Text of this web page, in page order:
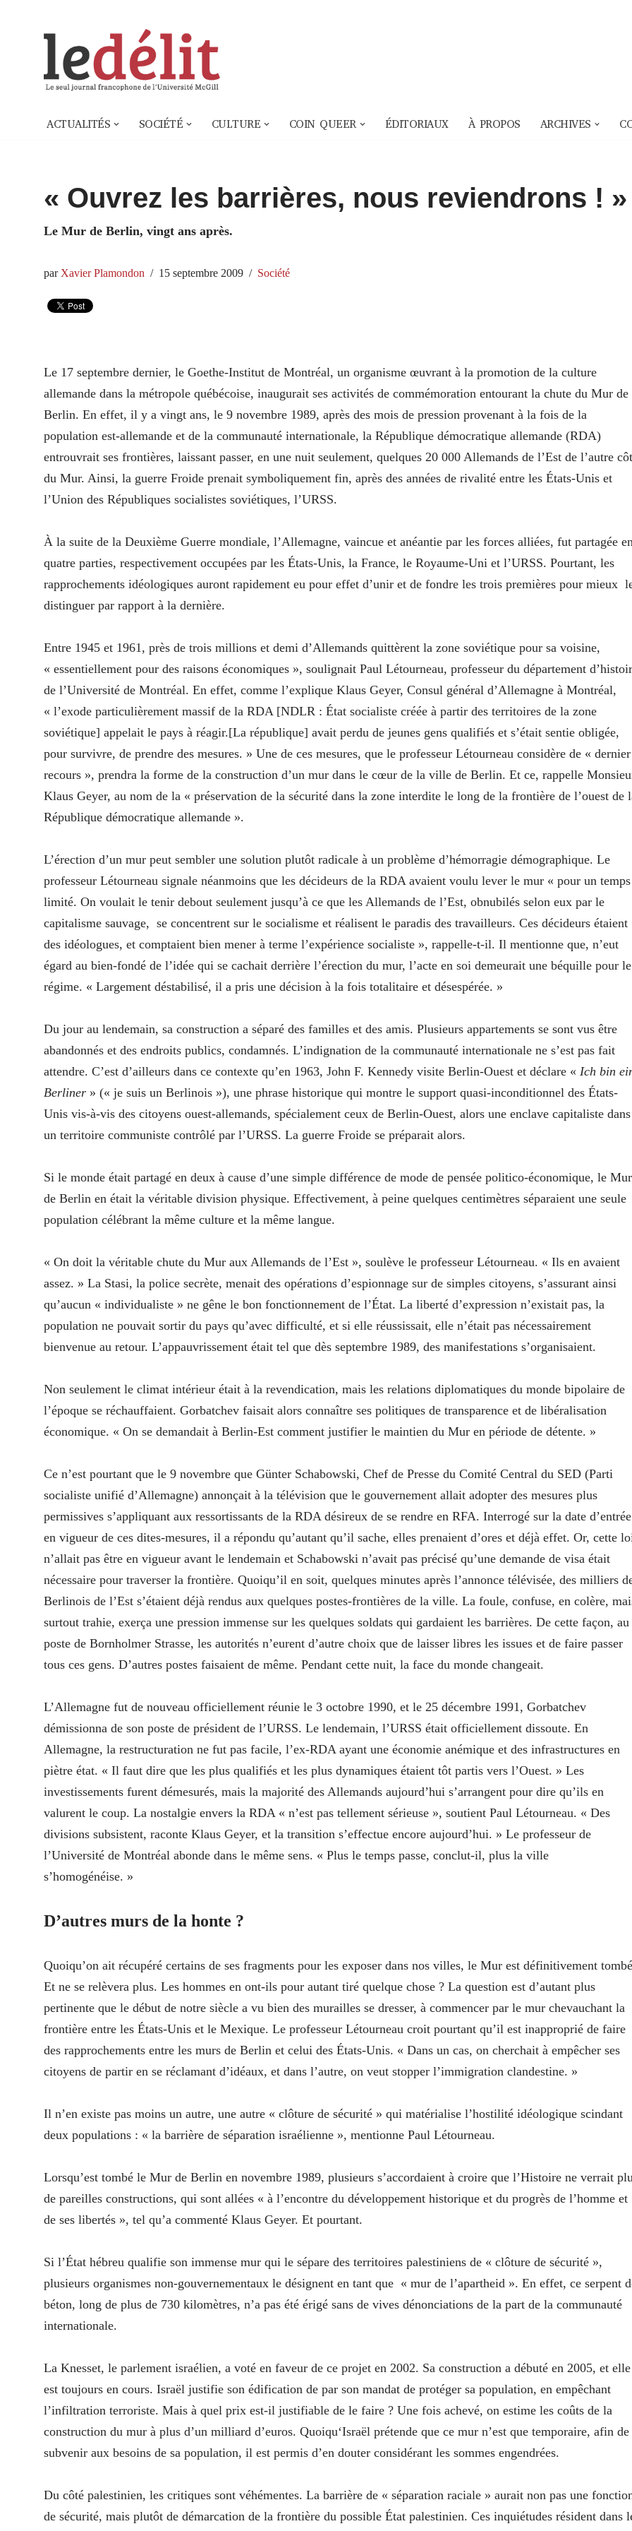
ACTUALITÉS SOCIÉTÉ CULTURE COIN QUEER ÉDITORIAUX À PROPOS ARCHIVES
« Ouvrez les barrières, nous reviendrons ! »
Le Mur de Berlin, vingt ans après.
parXavier Plamondon 15 septembre 2009 Société
Le 17 septembre dernier, le Goethe-Institut de Montréal, un organisme œuvrant à la promotion de la culture
allemande dans la métropole québécoise, inaugurait ses activités de commémoration entourant la chute du Mur de
Berlin. En effet, il y a vingt ans, le 9 novembre 1989, après des mois de pression provenant à la fois de la
population est-allemande et de la communauté internationale, la République démocratique allemande (RDA)
entrouvrait ses frontières, laissant passer, en une nuit seulement, quelques 20 000 Allemands de l’Est de l’autre
du Mur. Ainsi, la guerre Froide prenait symboliquement fin, après des années de rivalité entre les États-Unis et
l’Union des Républiques socialistes soviétiques, l’URSS.
À la suite de la Deuxième Guerre mondiale, l’Allemagne, vaincue et anéantie par les forces alliées, fut partagée
quatre parties, respectivement occupées par les États-Unis, la France, le Royaume-Uni et l’URSS. Pourtant, les
rapprochements idéologiques auront rapidement eu pour effet d’unir et de fondre les trois premières pour mieux
distinguer par rapport à la dernière.
Entre 1945 et 1961, près de trois millions et demi d’Allemands quittèrent la zone soviétique pour sa voisine,
« essentiellement pour des raisons économiques », soulignait Paul Létourneau, professeur du département
de l’Université de Montréal. En effet, comme l’explique Klaus Geyer, Consul général d’Allemagne à Montréal,
« l’exode particulièrement massif de la RDA [NDLR : État socialiste créée à partir des territoires de la zone
soviétique] appelait le pays à réagir.[La république] avait perdu de jeunes gens qualifiés et s’était sentie obligée,
pour survivre, de prendre des mesures. » Une de ces mesures, que le professeur Létourneau considère de « dernier
recours », prendra la forme de la construction d’un mur dans le cœur de la ville de Berlin. Et ce, rappelle
Klaus Geyer, au nom de la « préservation de la sécurité dans la zone interdite le long de la frontière de l’ouest de
République démocratique allemande ».
L’érection d’un mur peut sembler une solution plutôt radicale à un problème d’hémorragie démographique. Le
professeur Létourneau signale néanmoins que les décideurs de la RDA avaient voulu lever le mur « pour un temps
limité. On voulait le tenir debout seulement jusqu’à ce que les Allemands de l’Est, obnubilés selon eux par le
capitalisme sauvage, se concentrent sur le socialisme et réalisent le paradis des travailleurs. Ces décideurs étaient
des idéologues, et comptaient bien mener à terme l’expérience socialiste », rappelle-t-il. Il mentionne que, n’eut
égard au bien-fondé de l’idée qui se cachait derrière l’érection du mur, l’acte en soi demeurait une béquille pour le
régime. « Largement déstabilisé, il a pris une décision à la fois totalitaire et désespérée. »
Du jour au lendemain, sa construction a séparé des familles et des amis. Plusieurs appartements se sont vus être
abandonnés et des endroits publics, condamnés. L’indignation de la communauté internationale ne s’est pas fait
attendre. C’est d’ailleurs dans ce contexte qu’en 1963, John F. Kennedy visite Berlin-Ouest et déclare « Ich bin
Berliner » (« je suis un Berlinois »), une phrase historique qui montre le support quasi-inconditionnel des États-
Unis vis-à-vis des citoyens ouest-allemands, spécialement ceux de Berlin-Ouest, alors une enclave capitaliste dans
un territoire communiste contrôlé par l’URSS. La guerre Froide se préparait alors.
Si le monde était partagé en deux à cause d’une simple différence de mode de pensée politico-économique, le Mur
de Berlin en était la véritable division physique. Effectivement, à peine quelques centimètres séparaient une seule
population célébrant la même culture et la même langue.
« On doit la véritable chute du Mur aux Allemands de l’Est », soulève le professeur Létourneau. « Ils en avaient
assez. » La Stasi, la police secrète, menait des opérations d’espionnage sur de simples citoyens, s’assurant ainsi
qu’aucun « individualiste » ne gêne le bon fonctionnement de l’État. La liberté d’expression n’existait pas, la
population ne pouvait sortir du pays qu’avec difficulté, et si elle réussissait, elle n’était pas nécessairement
bienvenue au retour. L’appauvrissement était tel que dès septembre 1989, des manifestations s’organisaient.
Non seulement le climat intérieur était à la revendication, mais les relations diplomatiques du monde bipolaire de
l’époque se réchauffaient. Gorbatchev faisait alors connaître ses politiques de transparence et de libéralisation
économique. « On se demandait à Berlin-Est comment justifier le maintien du Mur en période de détente. »
Ce n’est pourtant que le 9 novembre que Günter Schabowski, Chef de Presse du Comité Central du SED (Parti
socialiste unifié d’Allemagne) annonçait à la télévision que le gouvernement allait adopter des mesures plus
permissives s’appliquant aux ressortissants de la RDA désireux de se rendre en RFA. Interrogé sur la date d’entrée
en vigueur de ces dites-mesures, il a répondu qu’autant qu’il sache, elles prenaient d’ores et déjà effet. Or, cette
n’allait pas être en vigueur avant le lendemain et Schabowski n’avait pas précisé qu’une demande de visa était
nécessaire pour traverser la frontière. Quoiqu’il en soit, quelques minutes après l’annonce télévisée, des milliers
Berlinois de l’Est s’étaient déjà rendus aux quelques postes-frontières de la ville. La foule, confuse, en colère,
surtout trahie, exerça une pression immense sur les quelques soldats qui gardaient les barrières. De cette façon, au
poste de Bornholmer Strasse, les autorités n’eurent d’autre choix que de laisser libres les issues et de faire passer
tous ces gens. D’autres postes faisaient de même. Pendant cette nuit, la face du monde changeait.
L’Allemagne fut de nouveau officiellement réunie le 3 octobre 1990, et le 25 décembre 1991, Gorbatchev
démissionna de son poste de président de l’URSS. Le lendemain, l’URSS était officiellement dissoute. En
Allemagne, la restructuration ne fut pas facile, l’ex-RDA ayant une économie anémique et des infrastructures en
piètre état. « Il faut dire que les plus qualifiés et les plus dynamiques étaient tôt partis vers l’Ouest. » Les
investissements furent démesurés, mais la majorité des Allemands aujourd’hui s’arrangent pour dire qu’ils en
valurent le coup. La nostalgie envers la RDA « n’est pas tellement sérieuse », soutient Paul Létourneau. « Des
divisions subsistent, raconte Klaus Geyer, et la transition s’effectue encore aujourd’hui. » Le professeur de
l’Université de Montréal abonde dans le même sens. « Plus le temps passe, conclut-il, plus la ville
s’homogénéise. »
D’autres murs de la honte ?
Quoiqu’on ait récupéré certains de ses fragments pour les exposer dans nos villes, le Mur est définitivement
Et ne se relèvera plus. Les hommes en ont-ils pour autant tiré quelque chose ? La question est d’autant plus
pertinente que le début de notre siècle a vu bien des murailles se dresser, à commencer par le mur chevauchant la
frontière entre les États-Unis et le Mexique. Le professeur Létourneau croit pourtant qu’il est inapproprié de faire
des rapprochements entre les murs de Berlin et celui des États-Unis. « Dans un cas, on cherchait à empêcher ses
citoyens de partir en se réclamant d’idéaux, et dans l’autre, on veut stopper l’immigration clandestine. »
Il n’en existe pas moins un autre, une autre « clôture de sécurité » qui matérialise l’hostilité idéologique scindant
deux populations : « la barrière de séparation israélienne », mentionne Paul Létourneau.
Lorsqu’est tombé le Mur de Berlin en novembre 1989, plusieurs s’accordaient à croire que l’Histoire ne verrait
de pareilles constructions, qui sont allées « à l’encontre du développement historique et du progrès de l’homme et
de ses libertés », tel qu’a commenté Klaus Geyer. Et pourtant.
Si l’État hébreu qualifie son immense mur qui le sépare des territoires palestiniens de « clôture de sécurité »,
plusieurs organismes non-gouvernementaux le désignent en tant que « mur de l’apartheid ». En effet, ce serpent
béton, long de plus de 730 kilomètres, n’a pas été érigé sans de vives dénonciations de la part de la communauté
internationale.
La Knesset, le parlement israélien, a voté en faveur de ce projet en 2002. Sa construction a débuté en 2005, et elle
est toujours en cours. Israël justifie son édification de par son mandat de protéger sa population, en empêchant
l’infiltration terroriste. Mais à quel prix est-il justifiable de le faire ? Une fois achevé, on estime les coûts de la
construction du mur à plus d’un milliard d’euros. Quoiqu‘Israël prétende que ce mur n’est que temporaire, afin de
subvenir aux besoins de sa population, il est permis d’en douter considérant les sommes engendrées.
Du côté palestinien, les critiques sont véhémentes. La barrière de « séparation raciale » aurait non pas une
de sécurité, mais plutôt de démarcation de la frontière du possible État palestinien. Ces inquiétudes résident dans